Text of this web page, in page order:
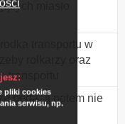
pliki cookies
serwisu, np.
miasto
transportu w
rolkarzy oraz
transportu
będą, a potem nie